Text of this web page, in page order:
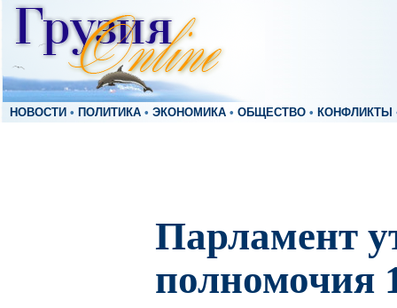
НОВОСТИ • ПОЛИТИКА • ЭКОНОМИКА • ОБЩЕСТВО • КОНФЛИКТЫ
Парламент
полномочия